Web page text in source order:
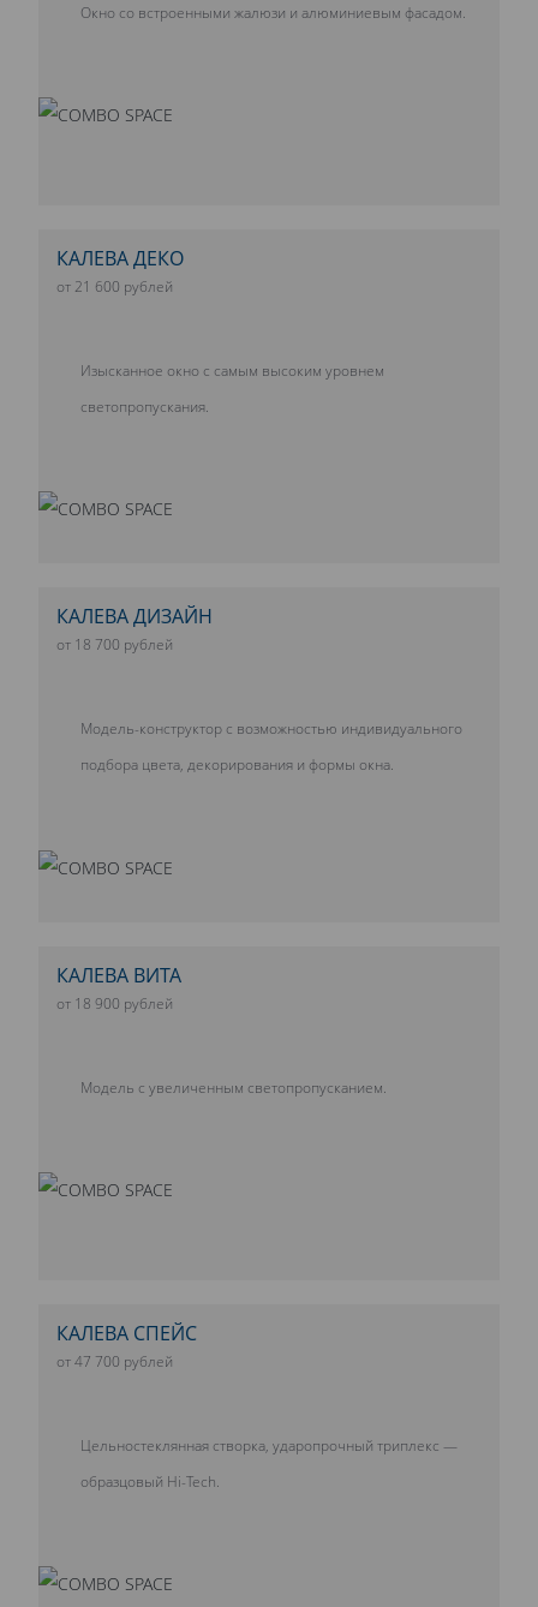
Окно со встроенными жалюзи и алюминиевым фасадом.
КАЛЕВА ДЕКО
от 21 600 рублей
Изысканное окно с самым высоким уровнем
светопропускания.
КАЛЕВА ДИЗАЙН
от 18 700 рублей
Модель-конструктор с возможностью индивидуального
подбора цвета, декорирования и формы окна.
КАЛЕВА ВИТА
от 18 900 рублей
Модель с увеличенным светопропусканием.
КАЛЕВА СПЕЙС
от 47 700 рублей
Цельностеклянная створка, ударопрочный триплекс —
образцовый Hi-Tech.